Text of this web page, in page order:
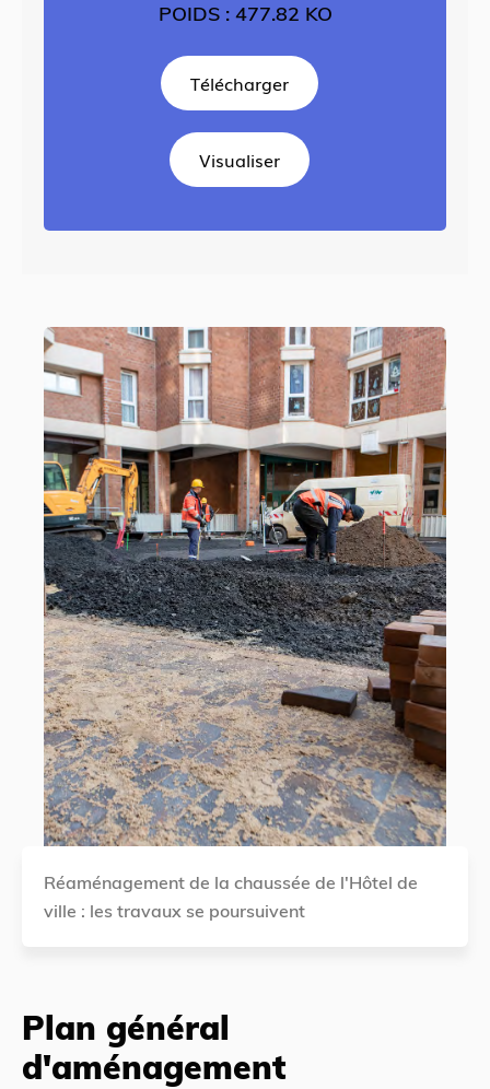
POIDS : 477.82 KO
Télécharger
Visualiser
Réaménagement de la chaussée de l'Hôtel de
ville : les travaux se poursuivent
Plan général
d'aménagement